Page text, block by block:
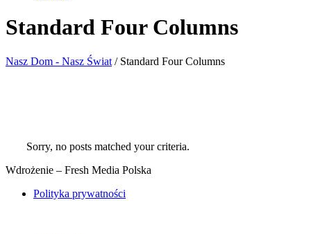
Standard Four Columns
Nasz Dom - Nasz Świat / Standard Four Columns
Sorry, no posts matched your criteria.
Wdrożenie – Fresh Media Polska
Polityka prywatności